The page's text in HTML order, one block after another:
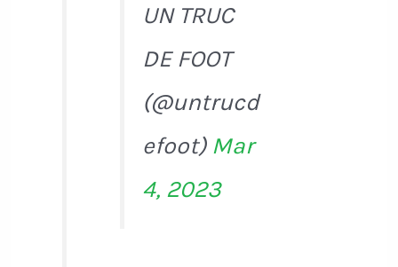
UN TRUC
DE FOOT
(@untrucd
efoot) Mar
4, 2023